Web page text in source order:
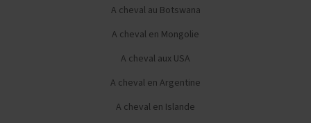
A cheval au Botswana
A cheval en Mongolie
A cheval aux USA
A cheval en Argentine
A cheval en Islande